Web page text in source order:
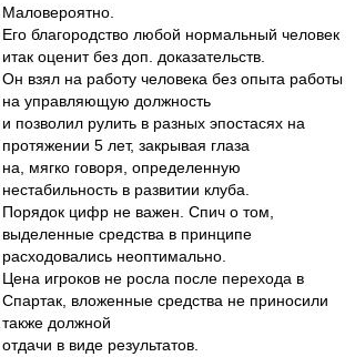
Маловероятно.
Его благородство любой нормальный человек
итак оценит без доп. доказательств.
Он взял на работу человека без опыта работы
на управляющую должность
и позволил рулить в разных эпостасях на
протяжении 5 лет, закрывая глаза
на, мягко говоря, определенную
нестабильность в развитии клуба.
Порядок цифр не важен. Спич о том,
выделенные средства в принципе
расходовались неоптимально.
Цена игроков не росла после перехода в
Спартак, вложенные средства не приносили
также должной
отдачи в виде результатов.